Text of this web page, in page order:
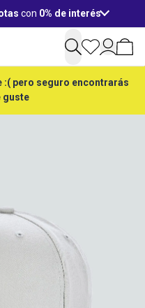
con 0% de interés
:( pero seguro encontrarás
guste